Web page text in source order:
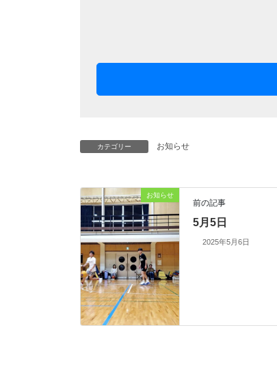
カテゴリー お知らせ
お知らせ
前の記事
5月5日
2025年5月6日